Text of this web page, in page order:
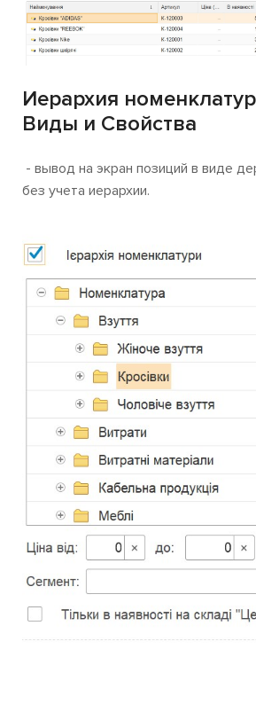
Иерархия
Виды и Свойства
- вывод на экран позиций в виде
без учета иерархии.